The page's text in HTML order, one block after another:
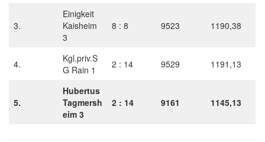
3.
Einigkeit
Kaisheim
3
8 : 8 9523 1190,38
4.
Kgl.priv.S
G Rain 1
2 : 14 9529 1191,13
5.
Hubertus
Tagmersh
eim 3
2 : 14 9161 1145,13